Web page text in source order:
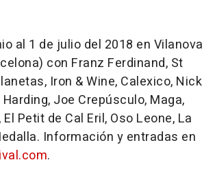
al 1 de julio del 2018 en Vilanova
con Franz Ferdinand, St
Iron & Wine, Calexico, Nick
Joe Crepúsculo, Maga,
Petit de Cal Eril, Oso Leone, La
Información y entradas en
.